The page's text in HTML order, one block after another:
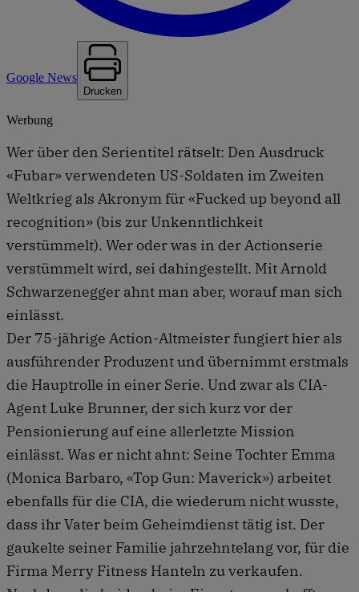
Google News
Drucken
Werbung
Wer über den Serientitel rätselt: Den Ausdruck
«Fubar» verwendeten US-Soldaten im Zweiten
Weltkrieg als Akronym für «Fucked up beyond all
recognition» (bis zur Unkenntlichkeit
verstümmelt). Wer oder was in der Actionserie
verstümmelt wird, sei dahingestellt. Mit Arnold
Schwarzenegger ahnt man aber, worauf man sich
einlässt.
Der 75-jährige Action-Altmeister fungiert hier als
ausführender Produzent und übernimmt erstmals
die Hauptrolle in einer Serie. Und zwar als CIA-
Agent Luke Brunner, der sich kurz vor der
Pensionierung auf eine allerletzte Mission
einlässt. Was er nicht ahnt: Seine Tochter Emma
(Monica Barbaro, «Top Gun: Maverick») arbeitet
ebenfalls für die CIA, die wiederum nicht wusste,
dass ihr Vater beim Geheimdienst tätig ist. Der
gaukelte seiner Familie jahrzehntelang vor, für die
Firma Merry Fitness Hanteln zu verkaufen.